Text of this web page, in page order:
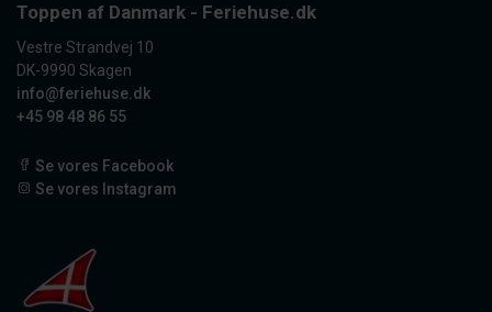
Toppen af Danmark - Feriehuse.dk
Vestre Strandvej 10
DK-9990 Skagen
info@feriehuse.dk
+45 98 48 86 55
Se vores Facebook
Se vores Instagram